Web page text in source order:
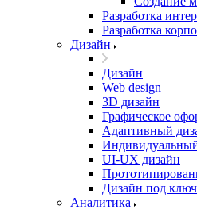
Разработка
Разработка
Дизайн
Дизайн
Web design
3D дизайн
Графическое
Адаптивный
UI‑UX дизайн
Дизайн под ключ
Аналитика